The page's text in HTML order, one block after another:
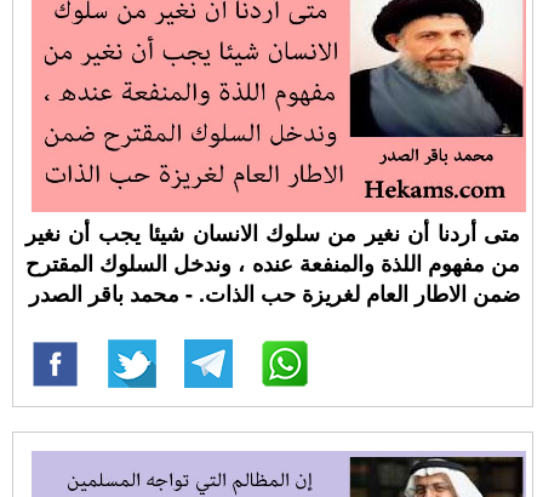
متى أردنا أن نغير من سلوك الانسان شيئا يجب أن نغير
من مفهوم اللذة والمنفعة عنده ، وندخل السلوك المقترح
ضمن الاطار العام لغريزة حب الذات. - محمد باقر الصدر